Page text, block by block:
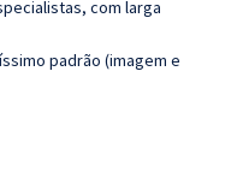
com larga
padrão (imagem e